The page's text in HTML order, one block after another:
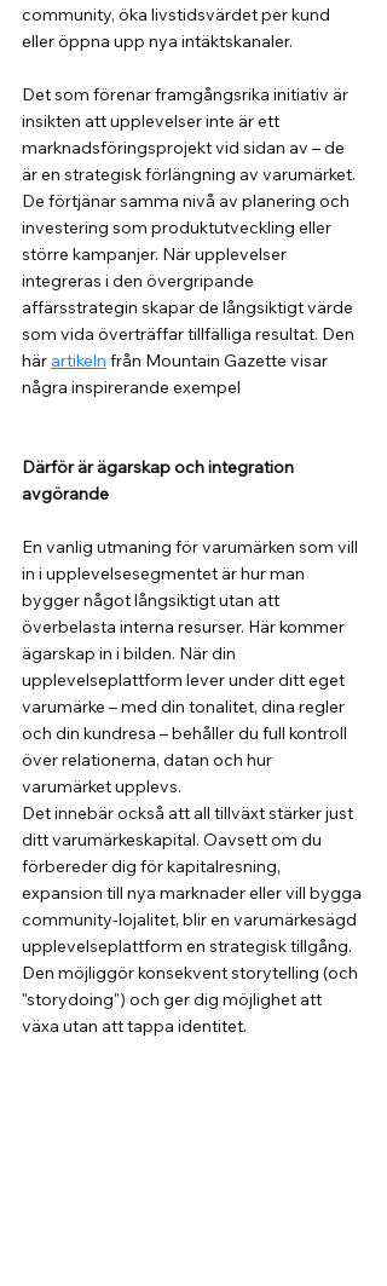
community, öka livstidsvärdet per kund
eller öppna upp nya intäktskanaler.
Det som förenar framgångsrika initiativ är
insikten att upplevelser inte är ett
marknadsföringsprojekt vid sidan av – de
är en strategisk förlängning av varumärket.
De förtjänar samma nivå av planering och
investering som produktutveckling eller
större kampanjer. När upplevelser
integreras i den övergripande
affärsstrategin skapar de långsiktigt värde
som vida överträffar tillfälliga resultat. Den
här artikeln från Mountain Gazette visar
några inspirerande exempel
Därför är ägarskap och integration
avgörande
En vanlig utmaning för varumärken som vill
in i upplevelsesegmentet är hur man
bygger något långsiktigt utan att
överbelasta interna resurser. Här kommer
ägarskap in i bilden. När din
upplevelseplattform lever under ditt eget
varumärke – med din tonalitet, dina regler
och din kundresa – behåller du full kontroll
över relationerna, datan och hur
varumärket upplevs.
Det innebär också att all tillväxt stärker just
ditt varumärkeskapital. Oavsett om du
förbereder dig för kapitalresning,
expansion till nya marknader eller vill bygga
community-lojalitet, blir en varumärkesägd
upplevelseplattform en strategisk tillgång.
Den möjliggör konsekvent storytelling (och
"storydoing") och ger dig möjlighet att
växa utan att tappa identitet.